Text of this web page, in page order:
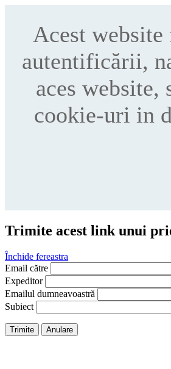
Acest
autentificării,
aces website,
cookie-uri in
Trimite acest link unui
Închide fereastra
Email către
Expeditor
Emailul dumneavoastră
Subiect
Trimite Anulare